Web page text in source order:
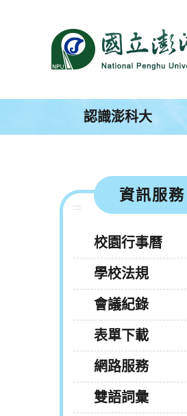
區
認識澎科大
:::
資訊服務
校園行事曆
學校法規
會議紀錄
表單下載
網路服務
雙語詞彙